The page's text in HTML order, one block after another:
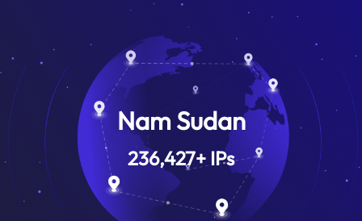
Nam Sudan
236,427+ IPs